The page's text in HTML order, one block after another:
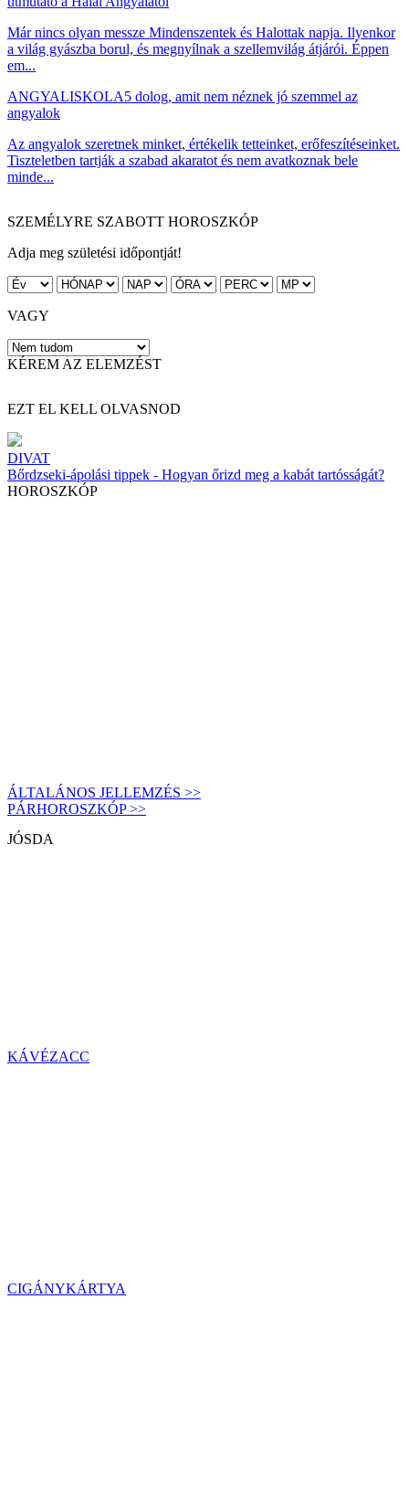
Már nincs olyan messze Mindenszentek és Halottak napja. Ilyenkor
a világ gyászba borul, és megnyílnak a szellemvilág átjárói. Éppen
em...
ANGYALISKOLA5 dolog, amit nem néznek jó szemmel az
angyalok
Az angyalok szeretnek minket, értékelik tetteinket, erőfeszítéseinket.
Tiszteletben tartják a szabad akaratot és nem avatkoznak bele
minde...
SZEMÉLYRE SZABOTT HOROSZKÓP
Adja meg születési időpontját!
VAGY
KÉREM AZ ELEMZÉST
EZT EL KELL OLVASNOD
DIVAT
Bőrdzseki-ápolási tippek - Hogyan őrizd meg a kabát tartósságát?
HOROSZKÓP
ÁLTALÁNOS JELLEMZÉS >>
PÁRHOROSZKÓP >>
JÓSDA
KÁVÉZACC
CIGÁNYKÁRTYA